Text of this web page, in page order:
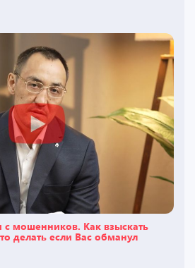
с мошенников. Как взыскать
делать если Вас обманул